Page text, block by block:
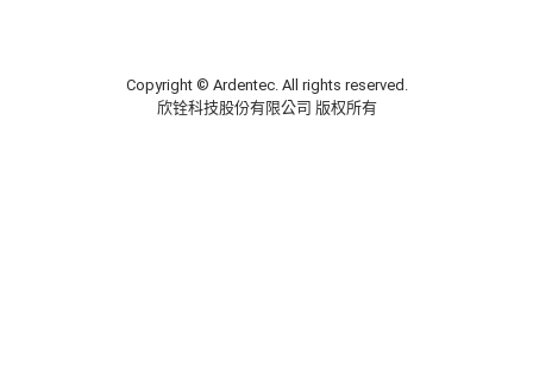
Copyright © Ardentec. All rights reserved.
欣铨科技股份有限公司 版权所有